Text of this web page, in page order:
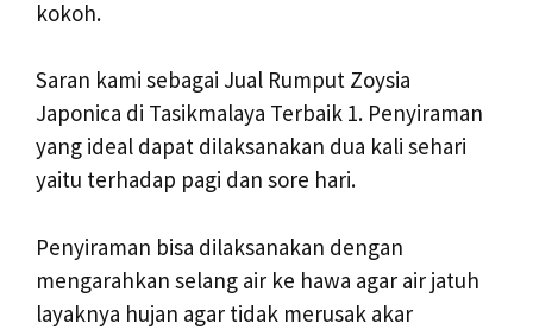
kokoh.
Saran kami sebagai Jual Rumput Zoysia
Japonica di Tasikmalaya Terbaik 1. Penyiraman
yang ideal dapat dilaksanakan dua kali sehari
yaitu terhadap pagi dan sore hari.
Penyiraman bisa dilaksanakan dengan
mengarahkan selang air ke hawa agar air jatuh
layaknya hujan agar tidak merusak akar